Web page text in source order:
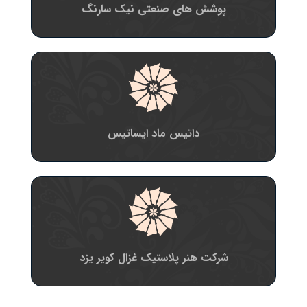
پوشش های صنعتی نیک سارنگ
داتیس ماد ایساتیس
شرکت هنر پلاستیک غزال کویر یزد